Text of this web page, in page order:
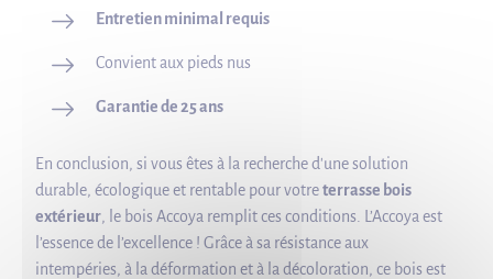
Entretien minimal requis
Convient aux pieds nus
Garantie de 25 ans
En conclusion, si vous êtes à la recherche d'une solution
durable, écologique et rentable pour votreterrasse bois
extérieur , le bois Accoya remplit ces conditions. L’Accoya est
l’essence de l’excellence ! Grâce à sa résistance aux
intempéries, à la déformation et à la décoloration, ce bois est